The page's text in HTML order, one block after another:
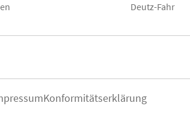
Deutz-Fahr
Konformitätserklärung